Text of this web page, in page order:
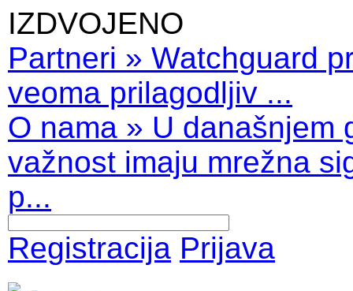
IZDVOJENO
Partneri » Watchguard
veoma prilagodljiv ...
O nama » U današnjem
važnost imaju mrežna
p...
Registracija Prijava